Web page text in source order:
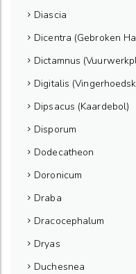
Diascia
Dicentra (Gebroken
Dictamnus
Digitalis
Dipsacus (Kaardebol)
Disporum
Dodecatheon
Doronicum
Draba
Dracocephalum
Dryas
Duchesnea